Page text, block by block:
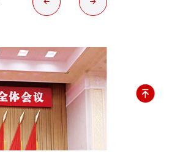
03-26 / 2024